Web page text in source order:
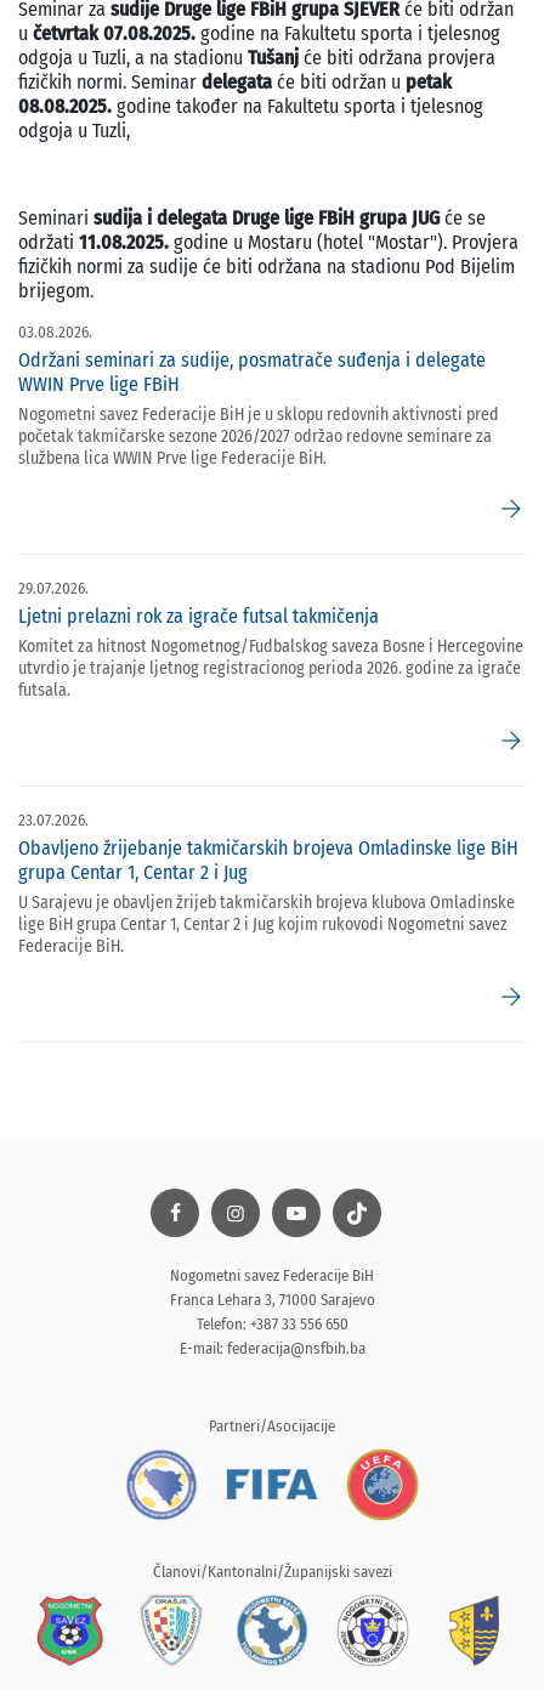
Seminar za sudije Druge lige FBiH grupa SJEVERće biti održan
u četvrtak 07.08.2025. godine na Fakultetu sporta i tjelesnog
odgoja u Tuzli, a na stadionu Tušanj će biti održana provjera
fizičkih normi. Seminar delegata će biti održan u petak
08.08.2025. godine također na Fakultetu sporta i tjelesnog
odgoja u Tuzli,
Seminari sudija i delegata Druge lige FBiH grupa JUGće se
održati 11.08.2025. godine u Mostaru (hotel "Mostar"). Provjera
fizičkih normi za sudije će biti održana na stadionu Pod Bijelim
brijegom.
03.08.2026.
Održani seminari za sudije, posmatrače suđenja i delegate
WWIN Prve lige FBiH
Nogometni savez Federacije BiH je u sklopu redovnih aktivnosti pred
početak takmičarske sezone 2026/2027 održao redovne seminare za
službena lica WWIN Prve lige Federacije BiH.
arrow_forward
29.07.2026.
Ljetni prelazni rok za igrače futsal takmičenja
Komitet za hitnost Nogometnog/Fudbalskog saveza Bosne i Hercegovine
utvrdio je trajanje ljetnog registracionog perioda 2026. godine za igrače
futsala.
arrow_forward
23.07.2026.
Obavljeno žrijebanje takmičarskih brojeva Omladinske lige BiH
grupa Centar 1, Centar 2 i Jug
U Sarajevu je obavljen žrijeb takmičarskih brojeva klubova Omladinske
lige BiH grupa Centar 1, Centar 2 i Jug kojim rukovodi Nogometni savez
Federacije BiH.
arrow_forward
Nogometni savez Federacije BiH
Franca Lehara 3, 71000 Sarajevo
Telefon: +387 33 556 650
E-mail: federacija@nsfbih.ba
Partneri/Asocijacije
Članovi/Kantonalni/Županijski savezi